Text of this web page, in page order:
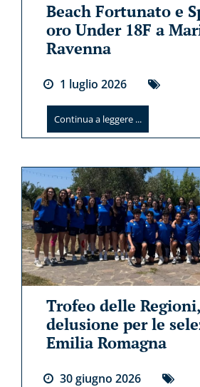
Beach Fortunato e
oro Under 18F a
Ravenna
1 luglio 2026
Continua a leggere ...
Trofeo delle Regioni,
delusione per le
Emilia Romagna
30giugno 2026